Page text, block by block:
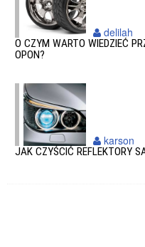
O CZYM WARTO WIEDZIEĆ
OPON?
delilah
JAK CZYŚCIĆ REFLEKTORY
karson